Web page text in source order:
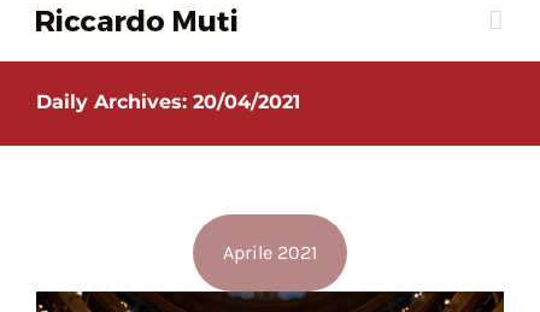
Daily Archives: 20/04/2021
Aprile 2021